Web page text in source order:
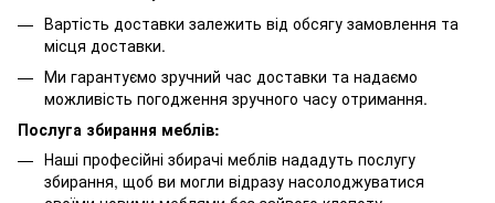
Вартість доставки залежить від обсягу замовлення та
місця доставки.
Ми гарантуємо зручний час доставки та надаємо
можливість погодження зручного часу отримання.
Послуга збирання меблів:
Наші професійні збирачі меблів нададуть послугу
збирання, щоб ви могли відразу насолоджуватися